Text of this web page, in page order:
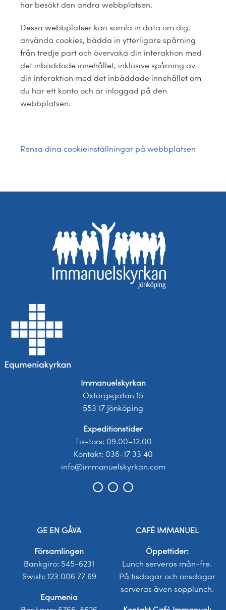
har besökt den andra webbplatsen.
Dessa webbplatser kan samla in data om dig,
använda cookies, bädda in ytterligare spårning
från tredje part och övervaka din interaktion med
det inbäddade innehållet, inklusive spårning av
din interaktion med det inbäddade innehållet om
du har ett konto och är inloggad på den
webbplatsen.
Rensa dina cookieinställningar på webbplatsen
Immanuelskyrkan
Oxtorgsgatan 15
553 17 Jönköping
Expeditionstider
Tis-tors: 09.00–12.00
Kontakt: 036-17 33 40
info@immanuelskyrkan.com
GE EN GÅVA
Församlingen
Bankgiro: 545-6231
Swish: 123 006 77 69
Equmenia
CAFÉ IMMANUEL
Öppettider:
Lunch serveras mån-fre.
På tisdagar och onsdagar
serveras även sopplunch.